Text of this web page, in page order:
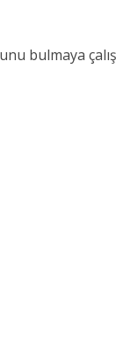
bulmaya